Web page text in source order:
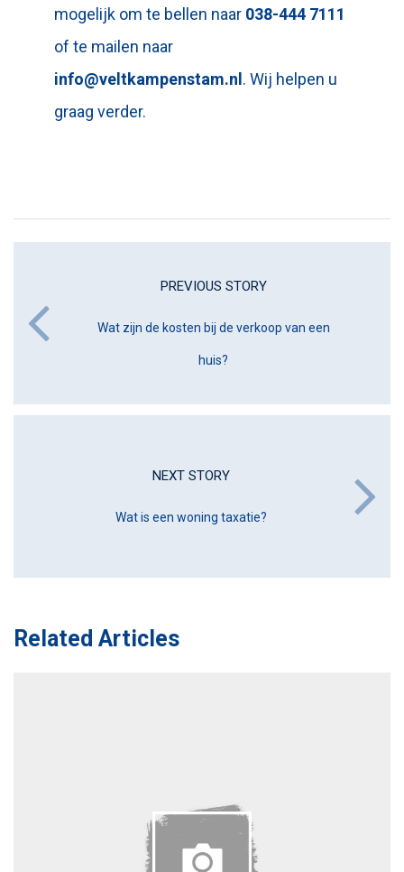
mogelijk om te bellen naar 038-444 7111
of te mailen naar
info@veltkampenstam.nl. Wij helpen u
graag verder.
PREVIOUS STORY
Wat zijn de kosten bij de verkoop van een
huis?
NEXT STORY
Wat is een woning taxatie?
Related Articles